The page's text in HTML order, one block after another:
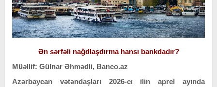
Ən sərfəli nağdlaşdırma hansı bankdadır?
Müəllif: Gülnar Əhmədli, Banco.az
Azərbaycan vətəndaşları 2026-cı ilin aprel ayında